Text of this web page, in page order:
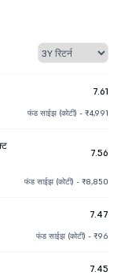
7.61
फंड साईझ (कोटी) - ₹4,991
7.56
फंड साईझ (कोटी) - ₹8,850
7.47
फंड साईझ (कोटी) - ₹96
7.45